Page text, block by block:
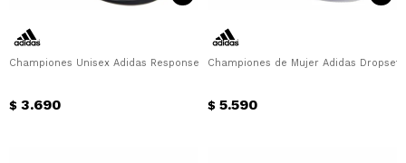
Championes Unisex Adidas Response Runner 2 U Adidas - Negro
$ 3.690
Championes de Mujer Adidas
$ 5.590